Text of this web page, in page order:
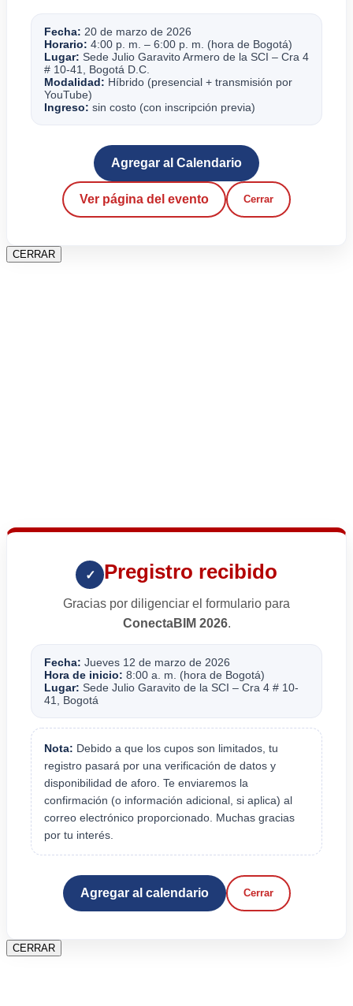
Fecha: 20 de marzo de 2026
Horario: 4:00 p. m. – 6:00 p. m. (hora de Bogotá)
Lugar: Sede Julio Garavito Armero de la SCI – Cra 4
# 10-41, Bogotá D.C.
Modalidad: Híbrido (presencial + transmisión por
YouTube)
Ingreso: sin costo (con inscripción previa)
Agregar al Calendario
Ver página del evento Cerrar
CERRAR
✓ Pregistro recibido
Gracias por diligenciar el formulario para
ConectaBIM 2026.
Fecha: Jueves 12 de marzo de 2026
Hora de inicio: 8:00 a. m. (hora de Bogotá)
Lugar: Sede Julio Garavito de la SCI – Cra 4 # 10-
41, Bogotá
Nota: Debido a que los cupos son limitados, tu
registro pasará por una verificación de datos y
disponibilidad de aforo. Te enviaremos la
confirmación (o información adicional, si aplica) al
correo electrónico proporcionado. Muchas gracias
por tu interés.
Agregar al calendario Cerrar
CERRAR